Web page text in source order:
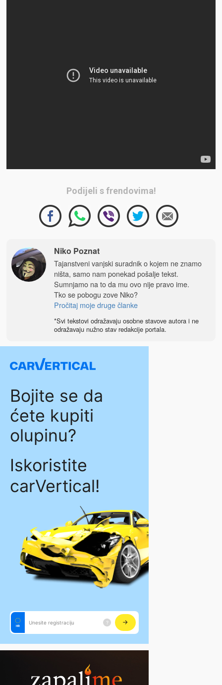
Podijeli s frendovima!
Niko Poznat
Tajanstveni vanjski suradnik o kojem ne znamo
ništa, samo nam ponekad pošalje tekst.
Sumnjamo na to da mu ovo nije pravo ime.
Tko se pobogu zove Niko?
Pročitaj moje druge članke
*Svi tekstovi odražavaju osobne stavove autora i ne
odražavaju nužno stav redakcije portala.